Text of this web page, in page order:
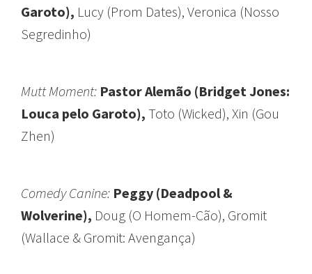
Garoto), Lucy (Prom Dates), Veronica (Nosso
Segredinho)
Mutt Moment: Pastor Alemão (Bridget Jones:
Louca pelo Garoto), Toto (Wicked), Xin (Gou
Zhen)
Comedy Canine: Peggy (Deadpool &
Wolverine), Doug (O Homem-Cão), Gromit
(Wallace & Gromit: Avengança)